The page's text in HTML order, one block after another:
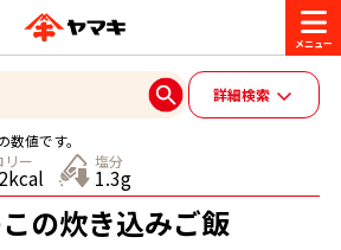
しむ
詳細検索
値です。
リー 塩分
1.3g
の炊き込みご飯